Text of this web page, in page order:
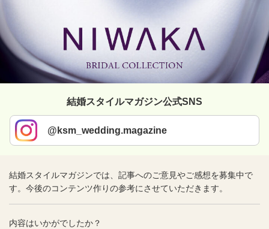
結婚スタイルマガジン公式SNS
@ksm_wedding.magazine
結婚スタイルマガジンでは、記事へのご意見やご感想を募集中で
す。今後のコンテンツ作りの参考にさせていただきます。
内容はいかがでしたか？